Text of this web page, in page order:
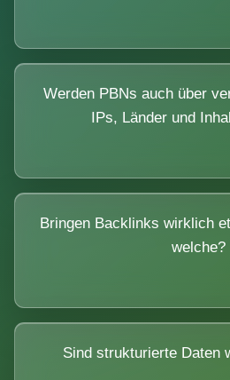
Werden PBNs auch über
IPs, Länder und
Bringen Backlinks wirklich
welche?
Sind strukturierte Daten